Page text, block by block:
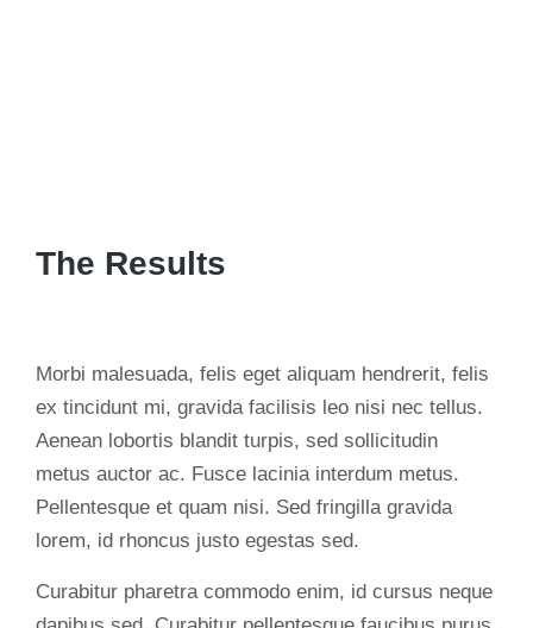
The Results
Morbi malesuada, felis eget aliquam hendrerit, felis
ex tincidunt mi, gravida facilisis leo nisi nec tellus.
Aenean lobortis blandit turpis, sed sollicitudin
metus auctor ac. Fusce lacinia interdum metus.
Pellentesque et quam nisi. Sed fringilla gravida
lorem, id rhoncus justo egestas sed.
Curabitur pharetra commodo enim, id cursus neque